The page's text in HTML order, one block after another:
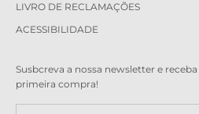
LIVRO DE RECLAMAÇÕES
ACESSIBILIDADE
Susbcreva a nossa newsletter e receba
primeira compra!